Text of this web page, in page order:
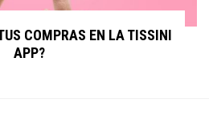
COMPRAS EN LA TISSINI
APP?